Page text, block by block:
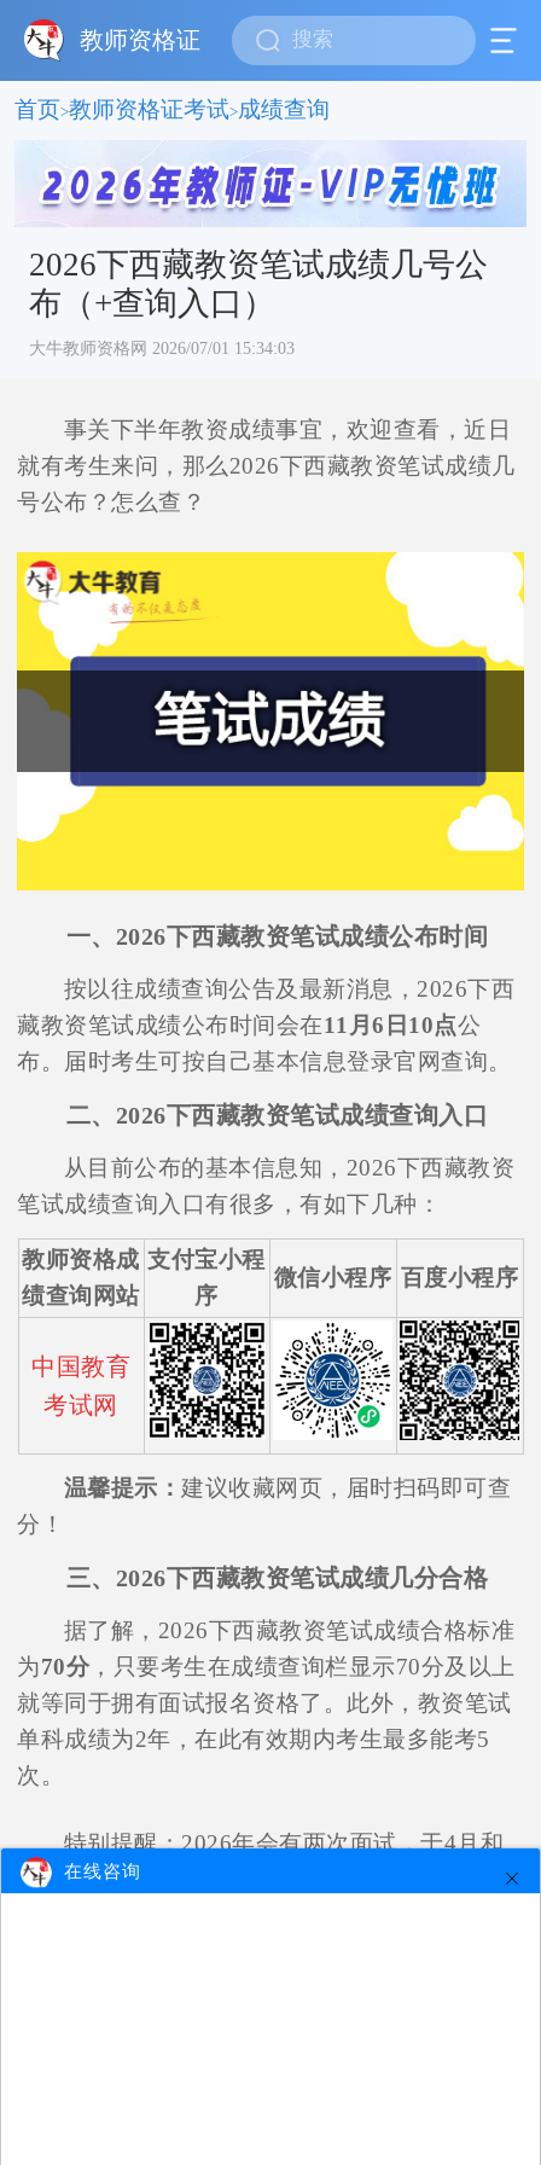
教师资格证
首页>教师资格证考试>成绩查询
2026下西藏教资笔试成绩几号公
布（+查询入口）
大牛教师资格网 2026/07/01 15:34:03
事关下半年教资成绩事宜，欢迎查看，近日
就有考生来问，那么2026下西藏教资笔试成绩几
号公布？怎么查？
一、2026下西藏教资笔试成绩公布时间
按以往成绩查询公告及最新消息，2026下西
藏教资笔试成绩公布时间会在11月6日10点公
布。届时考生可按自己基本信息登录官网查询。
二、2026下西藏教资笔试成绩查询入口
从目前公布的基本信息知，2026下西藏教资
笔试成绩查询入口有很多，有如下几种：
教师资格成
绩查询网站
支付宝小程
序
微信小程序 百度小程序
中国教育
考试网
温馨提示：建议收藏网页，届时扫码即可查
分！
三、2026下西藏教资笔试成绩几分合格
据了解，2026下西藏教资笔试成绩合格标准
为70分，只要考生在成绩查询栏显示70分及以上
就等同于拥有面试报名资格了。此外，教资笔试
单科成绩为2年，在此有效期内考生最多能考5
次。
特别提醒：2026年会有两次面试，于4月和
11月报名！
在线咨询